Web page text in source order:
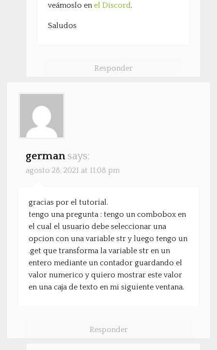
veámoslo en el Discord.
Saludos
Responder
german says:
agosto 28, 2021 at 11:08 pm
gracias por el tutorial.
tengo una pregunta : tengo un combobox en
el cual el usuario debe seleccionar una
opcion con una variable str y luego tengo un
.get que transforma la variable str en un
entero mediante un contador guardando el
valor numerico y quiero mostrar este valor
en una caja de texto en mi siguiente ventana.
Responder